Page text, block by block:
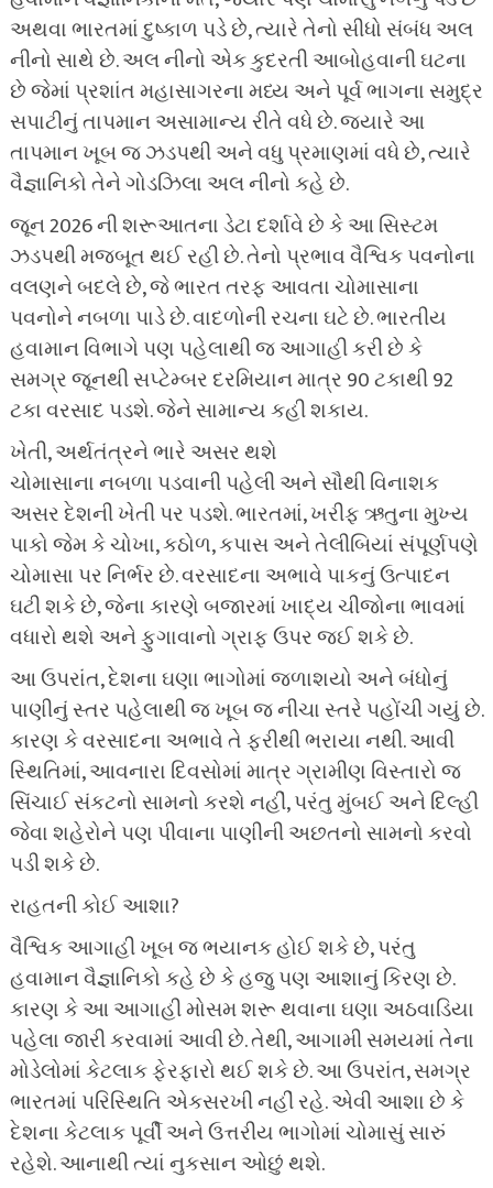
અથવા ભારતમાં દુષ્કાળ પડે છે, ત્યારે તેનો સીધો સંબંધ અલ
નીનો સાથે છે. અલ ​​નીનો એક કુદરતી આબોહવાની ઘટના
છે જેમાં પ્રશાંત મહાસાગરના મધ્ય અને પૂર્વ ભાગના સમુદ્ર
સપાટીનું તાપમાન અસામાન્ય રીતે વધે છે. જ્યારે આ
તાપમાન ખૂબ જ ઝડપથી અને વધુ પ્રમાણમાં વધે છે, ત્યારે
વૈજ્ઞાનિકો તેને ગોડઝિલા અલ નીનો કહે છે.
જૂન 2026 ની શરૂઆતના ડેટા દર્શાવે છે કે આ સિસ્ટમ
ઝડપથી મજબૂત થઈ રહી છે. તેનો પ્રભાવ વૈશ્વિક પવનોના
વલણને બદલે છે, જે ભારત તરફ આવતા ચોમાસાના
પવનોને નબળા પાડે છે. વાદળોની રચના ઘટે છે. ભારતીય
હવામાન વિભાગે પણ પહેલાથી જ આગાહી કરી છે કે
સમગ્ર જૂનથી સપ્ટેમ્બર દરમિયાન માત્ર 90 ટકાથી 92
ટકા વરસાદ પડશે. જેને સામાન્ય કહી શકાય.
ખેતી, અર્થતંત્રને ભારે અસર થશે
ચોમાસાના નબળા પડવાની પહેલી અને સૌથી વિનાશક
અસર દેશની ખેતી પર પડશે. ભારતમાં, ખરીફ ઋતુના મુખ્ય
પાકો જેમ કે ચોખા, કઠોળ, કપાસ અને તેલીબિયાં સંપૂર્ણપણે
ચોમાસા પર નિર્ભર છે. વરસાદના અભાવે પાકનું ઉત્પાદન
ઘટી શકે છે, જેના કારણે બજારમાં ખાદ્ય ચીજોના ભાવમાં
વધારો થશે અને ફુગાવાનો ગ્રાફ ઉપર જઈ શકે છે.
આ ઉપરાંત, દેશના ઘણા ભાગોમાં જળાશયો અને બંધોનું
પાણીનું સ્તર પહેલાથી જ ખૂબ જ નીચા સ્તરે પહોંચી ગયું છે.
કારણ કે વરસાદના અભાવે તે ફરીથી ભરાયા નથી. આવી
સ્થિતિમાં, આવનારા દિવસોમાં માત્ર ગ્રામીણ વિસ્તારો જ
સિંચાઈ સંકટનો સામનો કરશે નહીં, પરંતુ મુંબઈ અને દિલ્હી
જેવા શહેરોને પણ પીવાના પાણીની અછતનો સામનો કરવો
પડી શકે છે.
રાહતની કોઈ આશા?
વૈશ્વિક આગાહી ખૂબ જ ભયાનક હોઈ શકે છે, પરંતુ
હવામાન વૈજ્ઞાનિકો કહે છે કે હજુ પણ આશાનું કિરણ છે.
કારણ કે આ આગાહી મોસમ શરૂ થવાના ઘણા અઠવાડિયા
પહેલા જારી કરવામાં આવી છે. તેથી, આગામી સમયમાં તેના
મોડેલોમાં કેટલાક ફેરફારો થઈ શકે છે. આ ઉપરાંત, સમગ્ર
ભારતમાં પરિસ્થિતિ એકસરખી નહીં રહે. એવી આશા છે કે
દેશના કેટલાક પૂર્વી અને ઉત્તરીય ભાગોમાં ચોમાસું સારું
રહેશે. આનાથી ત્યાં નુકસાન ઓછું થશે.